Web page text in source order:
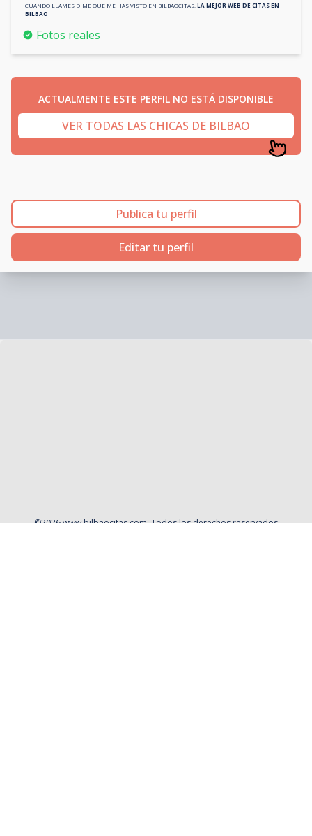
CUANDO LLAMES DIME QUE ME HAS VISTO EN BILBAOCITAS LA MEJOR WEB DE CITAS EN
BILBAO
Fotos reales
ACTUALMENTE ESTE PERFIL NO ESTÁ DISPONIBLE
VER TODAS LAS CHICAS DE BILBAO
Publica tu perfil
Editar tu perfil
©2026www.bilbaocitas.com. Todos los derechos reservados